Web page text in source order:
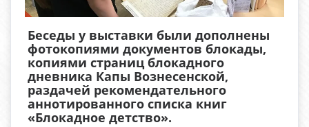
Беседы у выставки были дополнены
фотокопиями документов блокады,
копиями страниц блокадного
дневника Капы Вознесенской,
раздачей рекомендательного
аннотированного списка книг
«Блокадное детство».